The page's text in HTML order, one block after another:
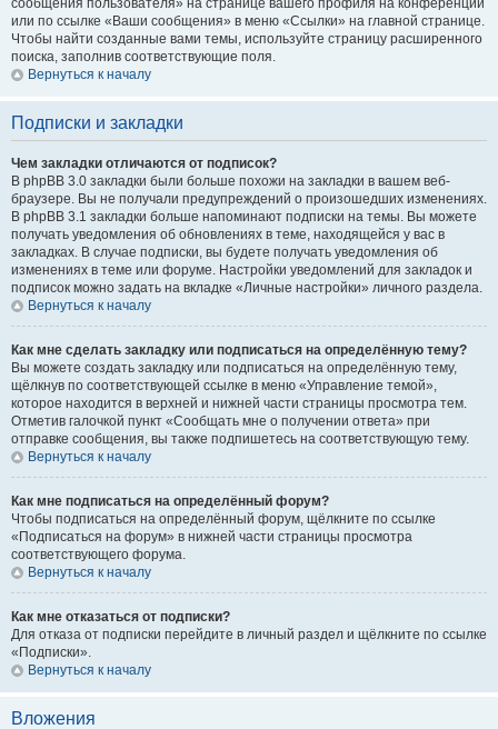
сообщения пользователя» на странице вашего профиля на конференции
или по ссылке «Ваши сообщения» в меню «Ссылки» на главной странице.
Чтобы найти созданные вами темы, используйте страницу расширенного
поиска, заполнив соответствующие поля.
Вернуться к началу
Подписки и закладки
Чем закладки отличаются от подписок?
В phpBB 3.0 закладки были больше похожи на закладки в вашем веб-
браузере. Вы не получали предупреждений о произошедших изменениях.
В phpBB 3.1 закладки больше напоминают подписки на темы. Вы можете
получать уведомления об обновлениях в теме, находящейся у вас в
закладках. В случае подписки, вы будете получать уведомления об
изменениях в теме или форуме. Настройки уведомлений для закладок и
подписок можно задать на вкладке «Личные настройки» личного раздела.
Вернуться к началу
Как мне сделать закладку или подписаться на определённую тему?
Вы можете создать закладку или подписаться на определённую тему,
щёлкнув по соответствующей ссылке в меню «Управление темой»,
которое находится в верхней и нижней части страницы просмотра тем.
Отметив галочкой пункт «Сообщать мне о получении ответа» при
отправке сообщения, вы также подпишетесь на соответствующую тему.
Вернуться к началу
Как мне подписаться на определённый форум?
Чтобы подписаться на определённый форум, щёлкните по ссылке
«Подписаться на форум» в нижней части страницы просмотра
соответствующего форума.
Вернуться к началу
Как мне отказаться от подписки?
Для отказа от подписки перейдите в личный раздел и щёлкните по ссылке
«Подписки».
Вернуться к началу
Вложения